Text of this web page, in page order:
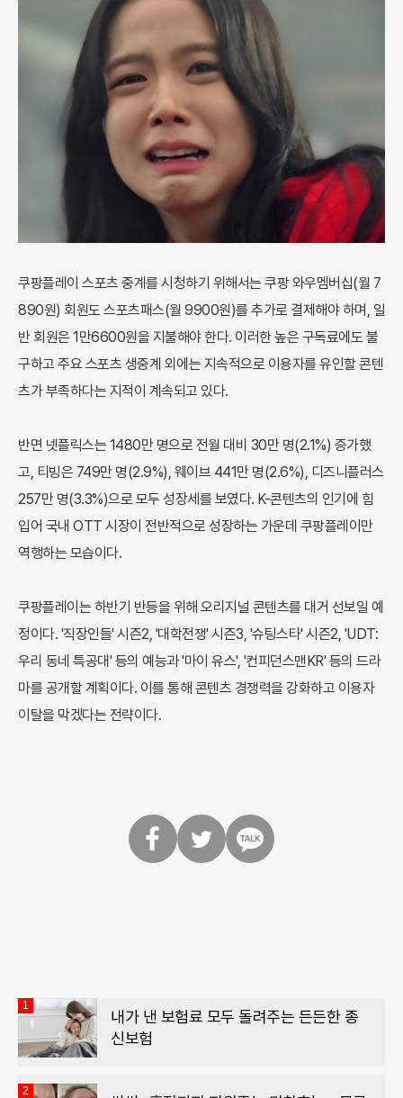
쿠팡플레이 스포츠 중계를 시청하기 위해서는 쿠팡 와우멤버십(월 7
890원) 회원도 스포츠패스(월 9900원)를 추가로 결제해야 하며, 일
반 회원은 1만6600원을 지불해야 한다. 이러한 높은 구독료에도 불
구하고 주요 스포츠 생중계 외에는 지속적으로 이용자를 유인할 콘텐
츠가 부족하다는 지적이 계속되고 있다.
반면 넷플릭스는 1480만 명으로 전월 대비 30만 명(2.1%) 증가했
고, 티빙은 749만 명(2.9%), 웨이브 441만 명(2.6%), 디즈니플러스
257만 명(3.3%)으로 모두 성장세를 보였다. K-콘텐츠의 인기에 힘
입어 국내 OTT 시장이 전반적으로 성장하는 가운데 쿠팡플레이만
역행하는 모습이다.
쿠팡플레이는 하반기 반등을 위해 오리지널 콘텐츠를 대거 선보일 예
정이다. '직장인들' 시즌2, '대학전쟁' 시즌3, '슈팅스타' 시즌2, 'UDT:
우리 동네 특공대' 등의 예능과 '마이 유스', '컨피던스맨KR' 등의 드라
마를 공개할 계획이다. 이를 통해 콘텐츠 경쟁력을 강화하고 이용자
이탈을 막겠다는 전략이다.
1
내가 낸 보험료 모두 돌려주는 든든한 종
신보험
2